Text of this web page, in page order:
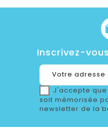
Inscrivez-
J'accepte
soit mémorisée
newsletter de la